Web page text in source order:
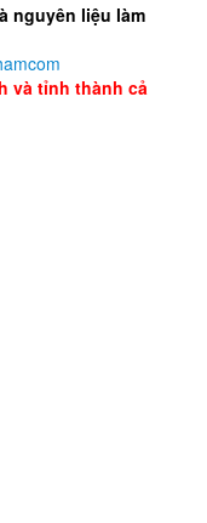
nguyên liệu làm
và tỉnh thành cả